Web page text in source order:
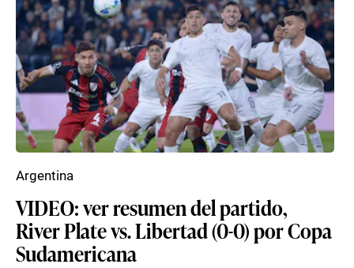
VIDEO: ver resumen del partido,
River Plate vs. Libertad (0-0) por Copa
Sudamericana
Argentina